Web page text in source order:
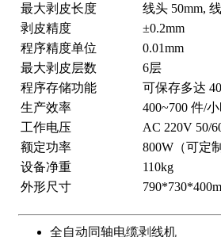
最大剥皮长度
线头 50mm,
剥皮精度
±0.2mm
程序精度单位
0.01mm
最大剥皮层数
6层
程序存储功能
可保存多达
生产效率
400~700 件/
工作电压
AC 220V 50/
额定功率
800W（可定制
设备净重
110kg
外形尺寸
全自动同轴电缆剥线机